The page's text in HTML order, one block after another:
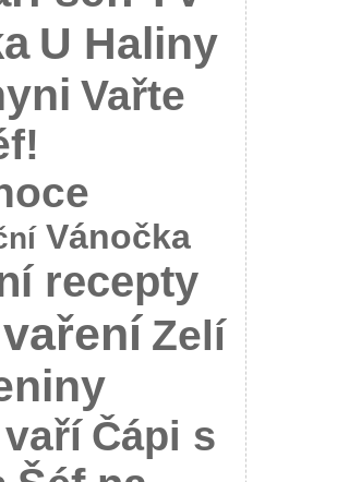
U Haliny
Vařte
Vánočka
recepty
Zelí
Čápi s